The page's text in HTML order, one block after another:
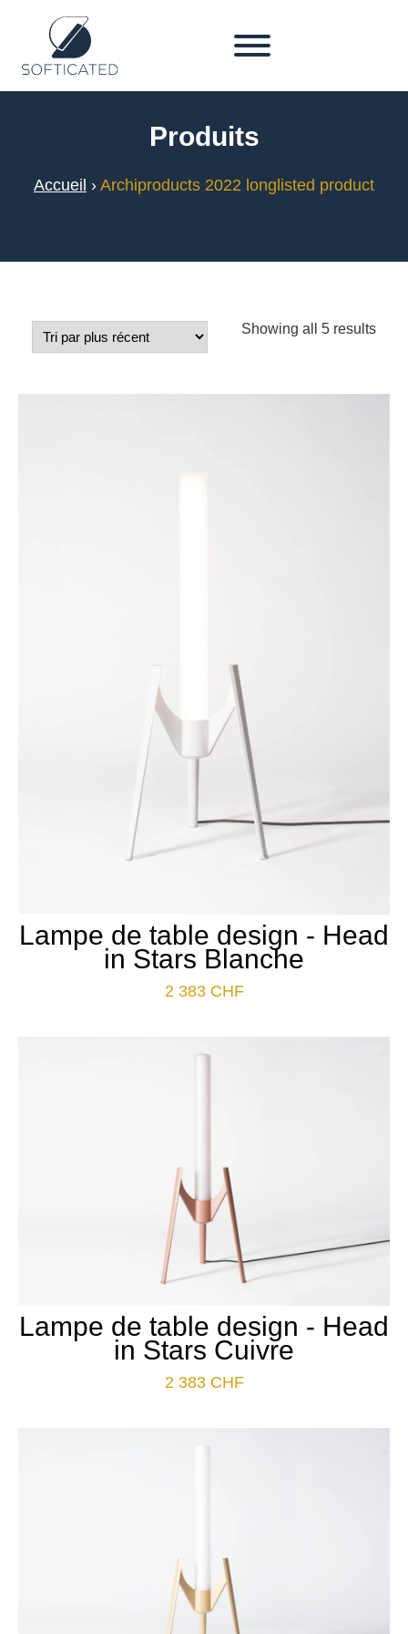
Produits
Accueil › Archiproducts 2022 longlisted product
Showing all 5 results
Lampe de table design - Head
in Stars Blanche
2 383 CHF
Lampe de table design - Head
in Stars Cuivre
2 383 CHF